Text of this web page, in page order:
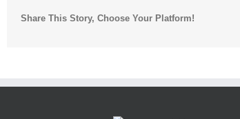
open
under
Share This Story, Choose Your Platform!